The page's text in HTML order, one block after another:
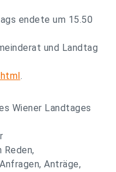
endete um 15.50
und Landtag
.
Wiener Landtages
Reden,
Anträge,